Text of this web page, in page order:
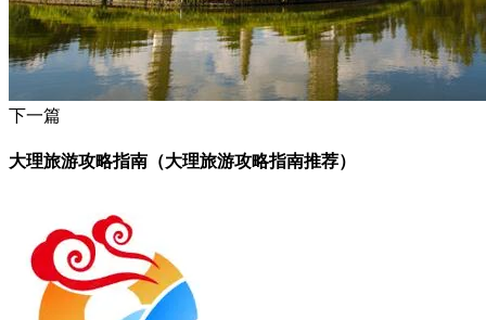
下一篇
大理旅游攻略指南（大理旅游攻略指南推荐）